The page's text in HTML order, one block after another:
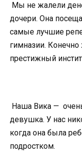
Мы не жалели
дочери. Она
самые лучшие
гимназии. Конечно
престижный
Наша Вика —
девушка. У нас
когда она была
подростком.